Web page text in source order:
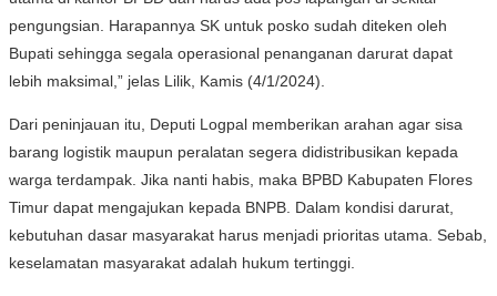
pengungsian. Harapannya SK untuk posko sudah diteken oleh
Bupati sehingga segala operasional penanganan darurat dapat
lebih maksimal,” jelas Lilik, Kamis (4/1/2024).
Dari peninjauan itu, Deputi Logpal memberikan arahan agar sisa
barang logistik maupun peralatan segera didistribusikan kepada
warga terdampak. Jika nanti habis, maka BPBD Kabupaten Flores
Timur dapat mengajukan kepada BNPB. Dalam kondisi darurat,
kebutuhan dasar masyarakat harus menjadi prioritas utama. Sebab,
keselamatan masyarakat adalah hukum tertinggi.